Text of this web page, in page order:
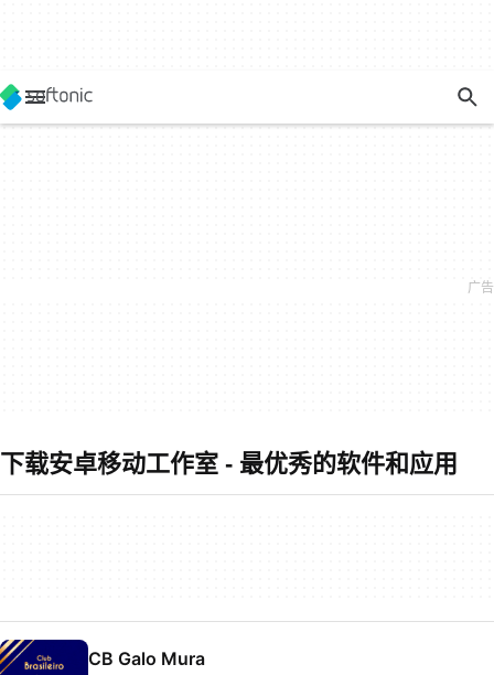
下载安卓移动工作室 - 最优秀的软件和应用
CB Galo Mura